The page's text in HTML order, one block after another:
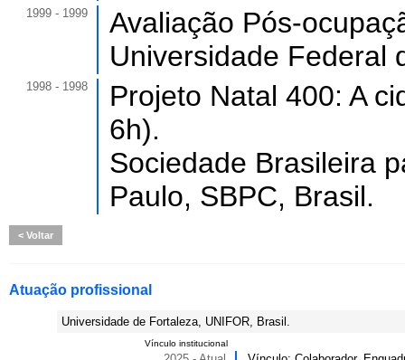
1999 - 1999
Avaliação Pós-
Universidade Federal
1998 - 1998
Projeto Natal 400: A
6h).
Sociedade Brasileira
Paulo, SBPC, Brasil.
Voltar
Atuação profissional
Universidade de Fortaleza, UNIFOR, Brasil.
Vínculo institucional